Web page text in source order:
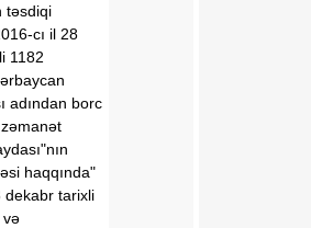
təsdiqi
cı il 28
1182
adından borc
zəmanət
haqqında"
dekabr tarixli
və